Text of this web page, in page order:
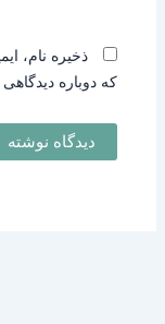
ذخیره نام،
که دوباره